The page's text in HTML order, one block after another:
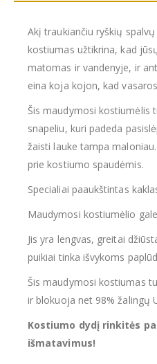
Akį traukiančiu ryškių
kostiumas užtikrina, kad
matomas ir vandenyje, ir
eina koja kojon, kad
Šis maudymosi kostiumėlis
snapeliu, kuri padeda
žaisti lauke tampa
prie kostiumo spaudėmis.
Specialiai paaukštintas
Maudymosi kostiumėlio
Jis yra lengvas, greitai
puikiai tinka išvykoms
Šis maudymosi kostiumas
ir blokuoja net 98% žalingų
Kostiumo dydį rinkitės
išmatavimus!